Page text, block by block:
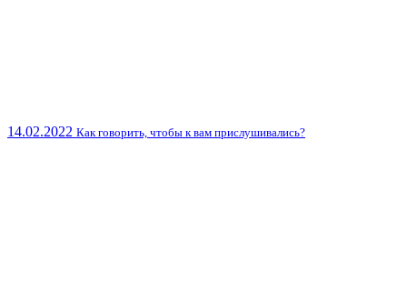
14.02.2022 Как говорить, чтобы к вам прислушивались?